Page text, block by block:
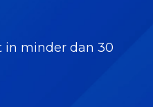
in minder dan 30